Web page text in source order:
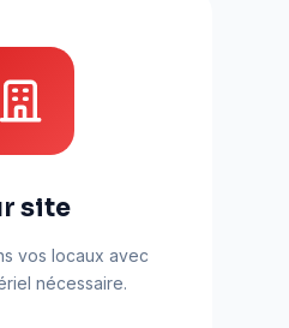
site
vos locaux avec
nécessaire.